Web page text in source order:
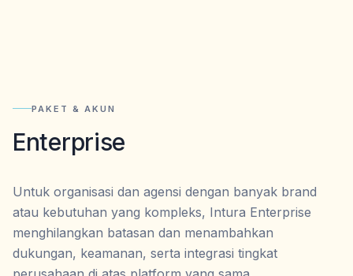
PAKET & AKUN
Enterprise
Untuk organisasi dan agensi dengan banyak brand
atau kebutuhan yang kompleks, Intura Enterprise
menghilangkan batasan dan menambahkan
dukungan, keamanan, serta integrasi tingkat